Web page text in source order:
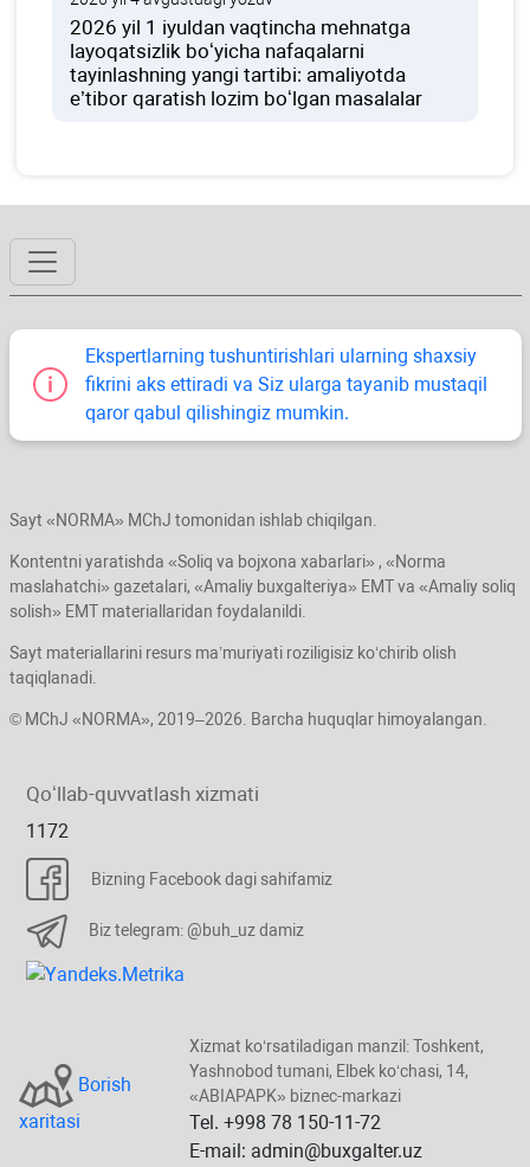
2026 yil 1 iyuldan vaqtincha mehnatga
layoqatsizlik boʻyicha nafaqalarni
tayinlashning yangi tartibi: amaliyotda
e’tibor qaratish lozim boʻlgan masalalar
Ekspertlarning tushuntirishlari ularning shaхsiy
fikrini aks ettiradi va Siz ularga tayanib mustaqil
qaror qabul qilishingiz mumkin.
Sayt «NORMA» MChJ tomonidan ishlab chiqilgan.
Kontentni yaratishda «Soliq va bojхona хabarlari» , «Norma
maslahatchi» gazetalari, «Amaliy buхgalteriya» EMT va «Amaliy soliq
solish» EMT materiallaridan foydalanildi.
Sayt materiallarini resurs ma’muriyati roziligisiz koʻchirib olish
taqiqlanadi.
© MChJ «NORMA», 2019–2026. Barcha huquqlar himoyalangan.
Qoʻllab-quvvatlash хizmati
1172
Bizning Facebook dagi sahifamiz
Biz telegram: @buh_uz damiz
Borish
хaritasi
Xizmat koʻrsatiladigan manzil: Toshkent,
Yashnobod tumani, Elbek koʻchasi, 14,
«ABIAPAPK» biznec-markazi
Tel. +998 78 150-11-72
E-mail: admin@buxgalter.uz